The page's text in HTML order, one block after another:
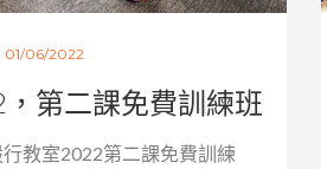
01/06/2022
第二課免費訓練班
教室2022第二課免費訓練